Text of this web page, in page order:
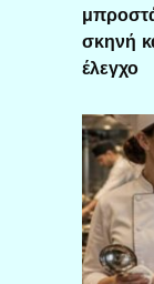
σκηνή
έλεγχο